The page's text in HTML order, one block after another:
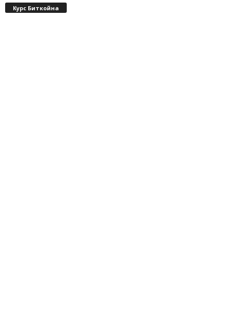
Курс Биткойна